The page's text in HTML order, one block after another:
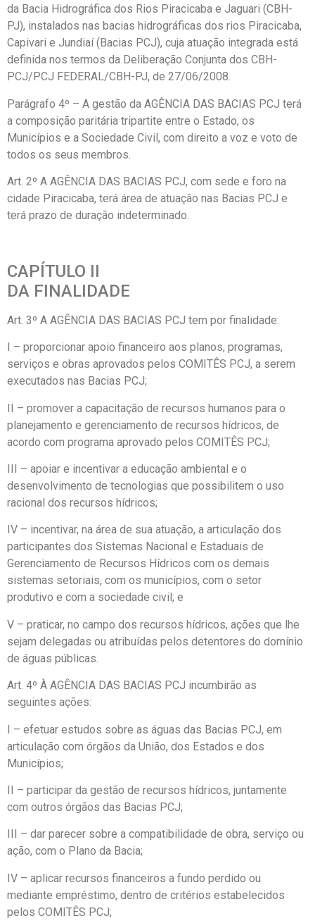
da Bacia Hidrográfica dos Rios Piracicaba e Jaguari (CBH-
PJ), instalados nas bacias hidrográficas dos rios Piracicaba,
Capivari e Jundiaí (Bacias PCJ), cuja atuação integrada está
definida nos termos da Deliberação Conjunta dos CBH-
PCJ/PCJ FEDERAL/CBH-PJ, de 27/06/2008.
Parágrafo 4º – A gestão da AGÊNCIA DAS BACIAS PCJ terá
a composição paritária tripartite entre o Estado, os
Municípios e a Sociedade Civil, com direito a voz e voto de
todos os seus membros.
Art. 2º A AGÊNCIA DAS BACIAS PCJ, com sede e foro na
cidade Piracicaba, terá área de atuação nas Bacias PCJ e
terá prazo de duração indeterminado.
CAPÍTULO II
DA FINALIDADE
Art. 3º A AGÊNCIA DAS BACIAS PCJ tem por finalidade:
I – proporcionar apoio financeiro aos planos, programas,
serviços e obras aprovados pelos COMITÊS PCJ, a serem
executados nas Bacias PCJ;
II – promover a capacitação de recursos humanos para o
planejamento e gerenciamento de recursos hídricos, de
acordo com programa aprovado pelos COMITÊS PCJ;
III – apoiar e incentivar a educação ambiental e o
desenvolvimento de tecnologias que possibilitem o uso
racional dos recursos hídricos;
IV – incentivar, na área de sua atuação, a articulação dos
participantes dos Sistemas Nacional e Estaduais de
Gerenciamento de Recursos Hídricos com os demais
sistemas setoriais, com os municípios, com o setor
produtivo e com a sociedade civil; e
V – praticar, no campo dos recursos hídricos, ações que lhe
sejam delegadas ou atribuídas pelos detentores do domínio
de águas públicas.
Art. 4º À AGÊNCIA DAS BACIAS PCJ incumbirão as
seguintes ações:
I – efetuar estudos sobre as águas das Bacias PCJ, em
articulação com órgãos da União, dos Estados e dos
Municípios;
II – participar da gestão de recursos hídricos, juntamente
com outros órgãos das Bacias PCJ;
III – dar parecer sobre a compatibilidade de obra, serviço ou
ação, com o Plano da Bacia;
IV – aplicar recursos financeiros a fundo perdido ou
mediante empréstimo, dentro de critérios estabelecidos
pelos COMITÊS PCJ;